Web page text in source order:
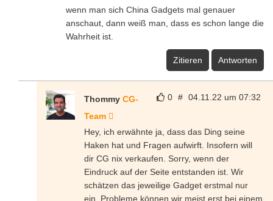
wenn man sich China Gadgets mal genauer
anschaut, dann weiß man, dass es schon lange die
Wahrheit ist.
Zitieren Antworten
0 # 04.11.22 um 07:32
Thommy CG-
Team
Hey, ich erwähnte ja, dass das Ding seine
Haken hat und Fragen aufwirft. Insofern will
dir CG nix verkaufen. Sorry, wenn der
Eindruck auf der Seite entstanden ist. Wir
schätzen das jeweilige Gadget erstmal nur
ein. Probleme können wir meist erst bei einem